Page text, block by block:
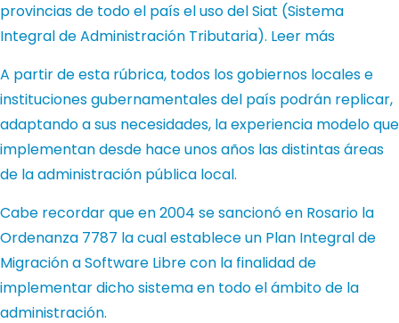
provincias de todo el país el uso del Siat (Sistema
Integral de Administración Tributaria). Leer más
A partir de esta rúbrica, todos los gobiernos locales e
instituciones gubernamentales del país podrán replicar,
adaptando a sus necesidades, la experiencia modelo que
implementan desde hace unos años las distintas áreas
de la administración pública local.
Cabe recordar que en 2004 se sancionó en Rosario la
Ordenanza 7787 la cual establece un Plan Integral de
Migración a Software Libre con la finalidad de
implementar dicho sistema en todo el ámbito de la
administración.